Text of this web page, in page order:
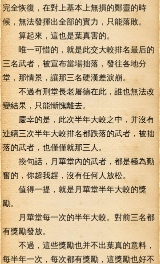
完全恢復，在對上基本上無損的鄭靈的時
候，無法發揮出全部的實力，只能落敗。
算起來，這也是葉真害的。
唯一可惜的，就是此交大較排名最后的
三名武者，被宣布當場拙落，發往各地分
堂，那情景，讓那三名硬漢差淚崩。
不過有刑堂長老屠德在此，誰也無法改
變結果，只能慚愧離去。
慶幸的是，此次半年大較之中，并沒有
連續三次半年大較排名都跌落的武者，被拙
落的武者，也僅僅就那三人。
換句話，月華堂內的武者，都是極為勤
奮的，你超我趕，沒有任何人放松。
值得一提，就是月華堂半年大較的獎
勵。
月華堂每一次的半年大較。對前三名都
有獎勵發放。
不過，這些獎勵也并不出葉真的意料，
每半年一次，每次都有獎勵，這獎勵也好不